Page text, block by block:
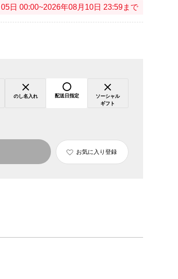
日 00:00~2026年08月10日 23:59まで
のし名入れ 配送日指定
ソーシャル
ギフト
お気に入り登録